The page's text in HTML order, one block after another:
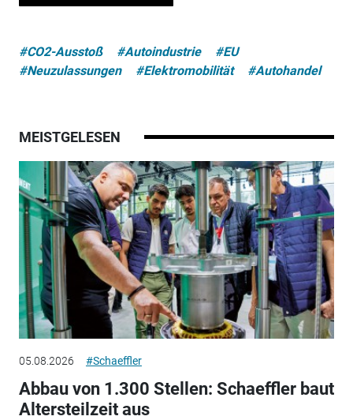
#CO2-Ausstoß #Autoindustrie
#EU
#Neuzulassungen
#Elektromobilität #Autohandel
MEISTGELESEN
05.08.2026 #Schaeffler
Abbau von 1.300 Stellen: Schaeffler baut
Altersteilzeit aus